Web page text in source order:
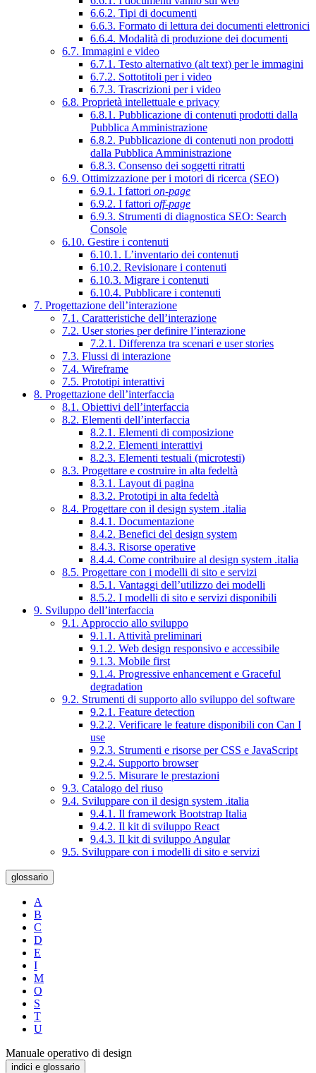
6.6.2. Tipi di documenti
6.6.3. Formato di lettura dei documenti elettronici
6.6.4. Modalità di produzione dei documenti
6.7. Immagini e video
6.7.1. Testo alternativo (alt text) per le immagini
6.7.2. Sottotitoli per i video
6.7.3. Trascrizioni per i video
6.8. Proprietà intellettuale e privacy
6.8.1. Pubblicazione di contenuti prodotti dalla
Pubblica Amministrazione
6.8.2. Pubblicazione di contenuti non prodotti
dalla Pubblica Amministrazione
6.8.3. Consenso dei soggetti ritratti
6.9. Ottimizzazione per i motori di ricerca (SEO)
6.9.1. I fattori on-page
6.9.2. I fattori off-page
6.9.3. Strumenti di diagnostica SEO: Search
Console
6.10. Gestire i contenuti
6.10.1. L’inventario dei contenuti
6.10.2. Revisionare i contenuti
6.10.3. Migrare i contenuti
6.10.4. Pubblicare i contenuti
7. Progettazione dell’interazione
7.1. Caratteristiche dell’interazione
7.2. User stories per definire l’interazione
7.2.1. Differenza tra scenari e user stories
7.3. Flussi di interazione
7.4. Wireframe
7.5. Prototipi interattivi
8. Progettazione dell’interfaccia
8.1. Obiettivi dell’interfaccia
8.2. Elementi dell’interfaccia
8.2.1. Elementi di composizione
8.2.2. Elementi interattivi
8.2.3. Elementi testuali (microtesti)
8.3. Progettare e costruire in alta fedeltà
8.3.1. Layout di pagina
8.3.2. Prototipi in alta fedeltà
8.4. Progettare con il design system .italia
8.4.1. Documentazione
8.4.2. Benefici del design system
8.4.3. Risorse operative
8.4.4. Come contribuire al design system .italia
8.5. Progettare con i modelli di sito e servizi
8.5.1. Vantaggi dell’utilizzo dei modelli
8.5.2. I modelli di sito e servizi disponibili
9. Sviluppo dell’interfaccia
9.1. Approccio allo sviluppo
9.1.1. Attività preliminari
9.1.2. Web design responsivo e accessibile
9.1.3. Mobile first
9.1.4. Progressive enhancement e Graceful
degradation
9.2. Strumenti di supporto allo sviluppo del software
9.2.1. Feature detection
9.2.2. Verificare le feature disponibili con Can I
use
9.2.3. Strumenti e risorse per CSS e JavaScript
9.2.4. Supporto browser
9.2.5. Misurare le prestazioni
9.3. Catalogo del riuso
9.4. Sviluppare con il design system .italia
9.4.1. Il framework Bootstrap Italia
9.4.2. Il kit di sviluppo React
9.4.3. Il kit di sviluppo Angular
9.5. Sviluppare con i modelli di sito e servizi
glossario
A
B
C
D
E
I
M
O
S
T
U
Manuale operativo di design
indici e glossario